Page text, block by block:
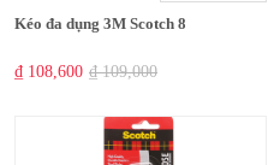
Kéo đa dụng 3M Scotch 8
₫ 108,600 ₫ 109,000